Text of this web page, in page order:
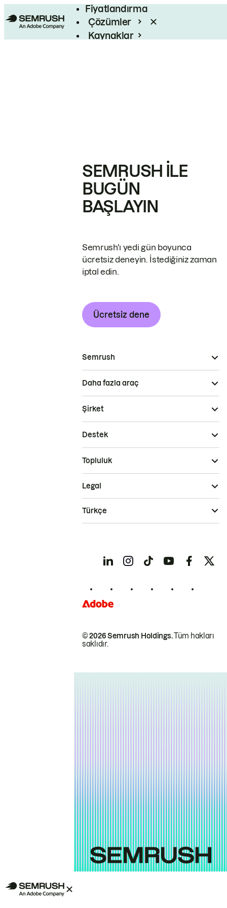
Fiyatlandırma
Çözümler
Kaynaklar
SEMRUSH ILE
BUGÜN
BAŞLAYIN
Semrush'ı yedi gün boyunca
ücretsiz deneyin. İstediğiniz zaman
iptal edin.
Ücretsiz dene
Semrush
Daha fazla araç
Şirket
Destek
Topluluk
© 2026 Semrush Holdings.Tüm hakları
saklıdır.
Legal
Türkçe